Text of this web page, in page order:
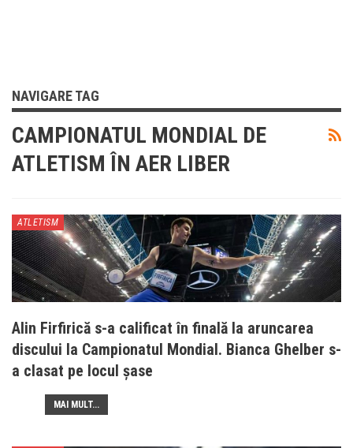
NAVIGARE TAG
CAMPIONATUL MONDIAL DE
ATLETISM ÎN AER LIBER
ATLETISM
Alin Firfirică s-a calificat în finală la aruncarea
discului la Campionatul Mondial. Bianca Ghelber s-
a clasat pe locul șase
MAI MULT...